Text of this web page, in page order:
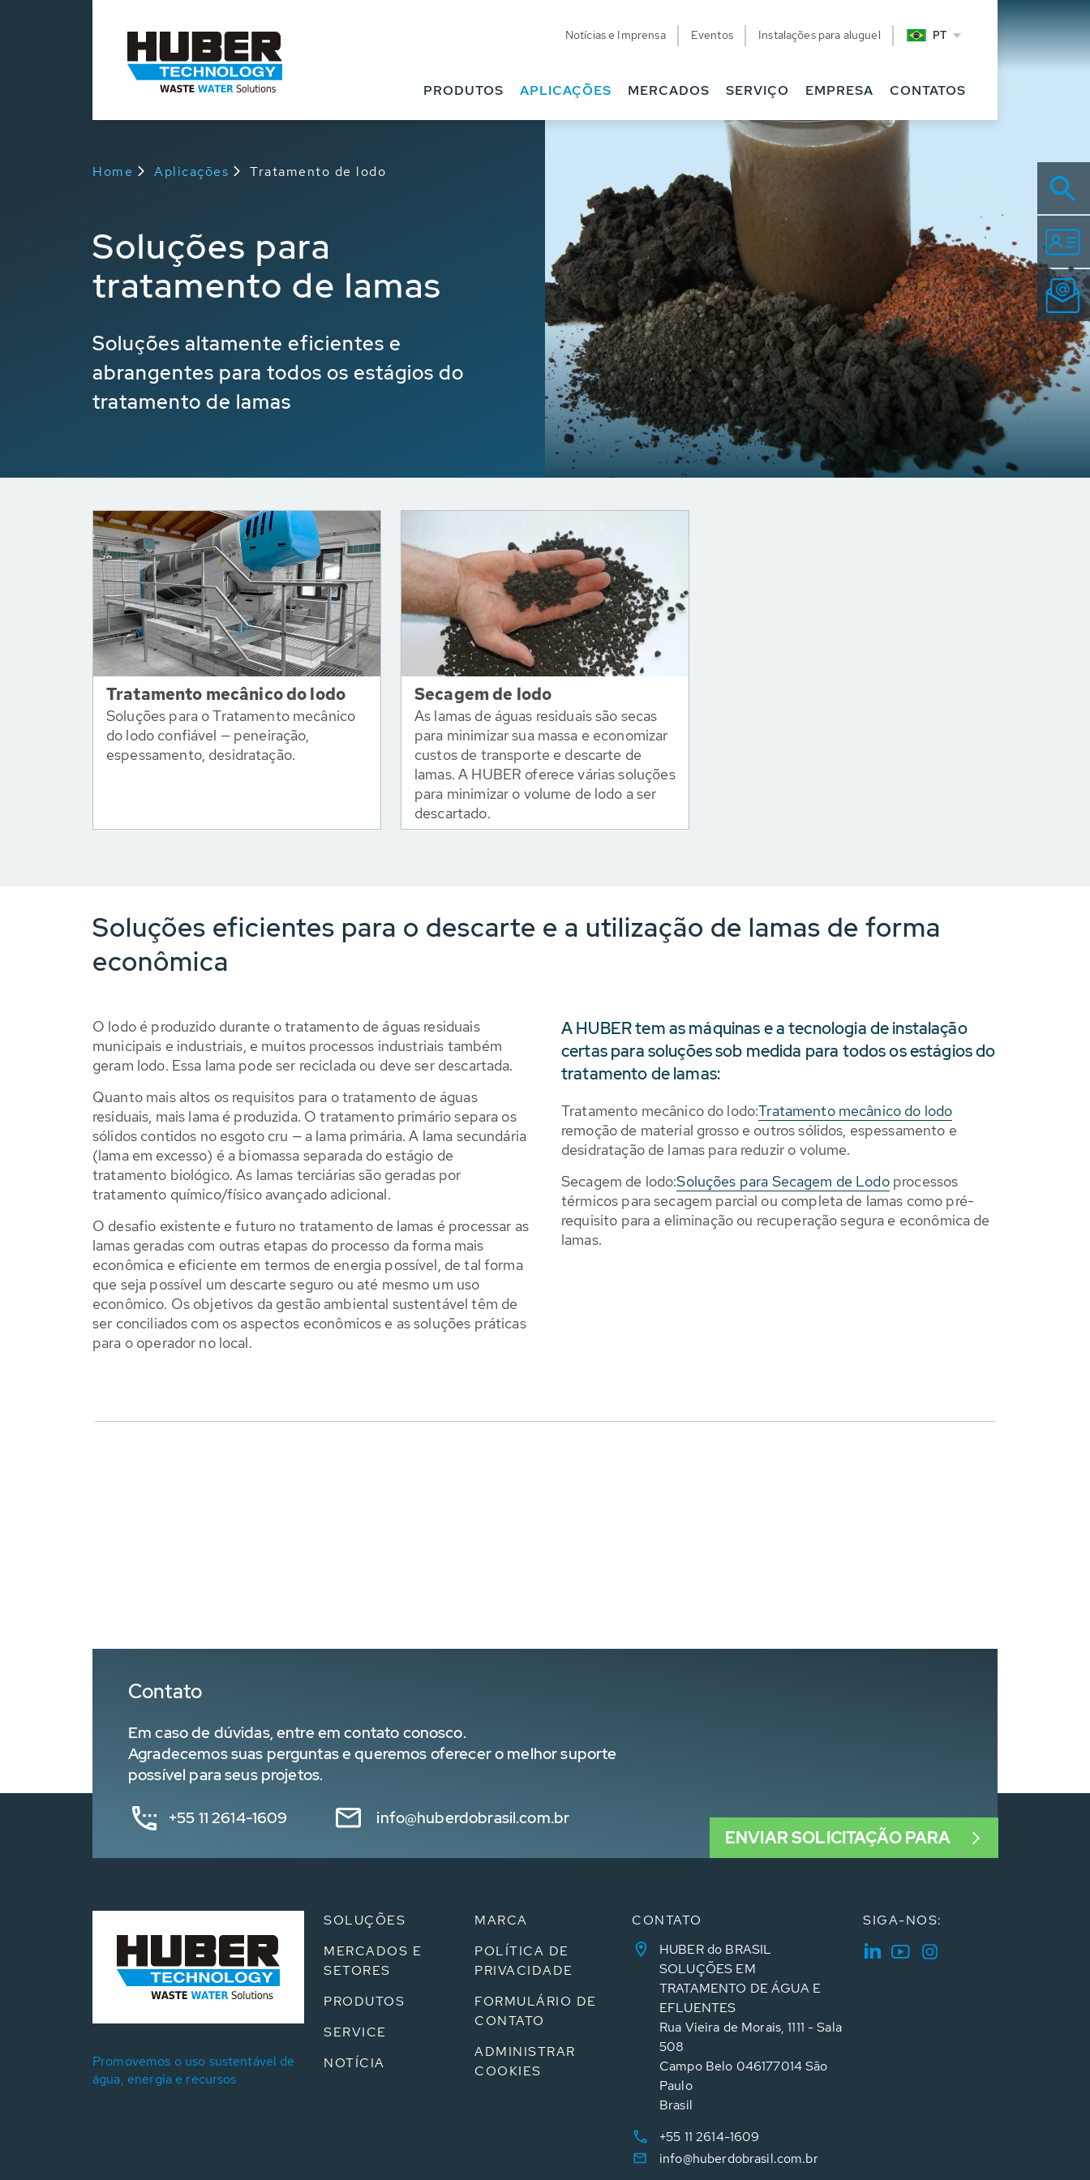
Notícias e Imprensa Eventos Instalações para aluguel PT
PRODUTOS APLICAÇÕES MERCADOS SERVIÇO EMPRESA CONTATOS
Home Aplicações Tratamento de lodo
Soluções para
tratamento de lamas
Soluções altamente eficientes e
abrangentes para todos os estágios do
tratamento de lamas
Tratamento mecânico do lodo
Soluções para o Tratamento mecânico
do lodo confiável — peneiração,
espessamento, desidratação.
Secagem de lodo
As lamas de águas residuais são secas
para minimizar sua massa e economizar
custos de transporte e descarte de
lamas. A HUBER oferece várias soluções
para minimizar o volume de lodo a ser
descartado.
Soluções eficientes para o descarte e a utilização de lamas de forma
econômica
O lodo é produzido durante o tratamento de águas residuais
municipais e industriais, e muitos processos industriais também
geram lodo. Essa lama pode ser reciclada ou deve ser descartada.
Quanto mais altos os requisitos para o tratamento de águas
residuais, mais lama é produzida. O tratamento primário separa os
sólidos contidos no esgoto cru — a lama primária. A lama secundária
(lama em excesso) é a biomassa separada do estágio de
tratamento biológico. As lamas terciárias são geradas por
tratamento químico/físico avançado adicional.
O desafio existente e futuro no tratamento de lamas é processar as
lamas geradas com outras etapas do processo da forma mais
econômica e eficiente em termos de energia possível, de tal forma
que seja possível um descarte seguro ou até mesmo um uso
econômico. Os objetivos da gestão ambiental sustentável têm de
ser conciliados com os aspectos econômicos e as soluções práticas
para o operador no local.
A HUBER tem as máquinas e a tecnologia de instalação
certas para soluções sob medida para todos os estágios do
tratamento de lamas:
Tratamento mecânico do lodo:Tratamento mecânico do lodo
remoção de material grosso e outros sólidos, espessamento e
desidratação de lamas para reduzir o volume.
Secagem de lodo:Soluções para Secagem de Lodoprocessos
térmicos para secagem parcial ou completa de lamas como pré-
requisito para a eliminação ou recuperação segura e econômica de
lamas.
Contato
Em caso de dúvidas, entre em contato conosco.
Agradecemos suas perguntas e queremos oferecer o melhor suporte
possível para seus projetos.
+55 11 2614-1609 info@huberdobrasil.com.br
ENVIAR SOLICITAÇÃO PARA
Promovemos o uso sustentável de
água, energia e recursos
SOLUÇÕES
MERCADOS E
SETORES
PRODUTOS
SERVICE
NOTÍCIA
MARCA
POLÍTICA DE
PRIVACIDADE
FORMULÁRIO DE
CONTATO
ADMINISTRAR
COOKIES
CONTATO
HUBER do BRASIL
SOLUÇÕES EM
TRATAMENTO DE ÁGUA E
EFLUENTES
Rua Vieira de Morais, 1111 - Sala
508
Campo Belo 046177014 São
Paulo
Brasil
+55 11 2614-1609
info@huberdobrasil.com.br
SIGA-NOS: